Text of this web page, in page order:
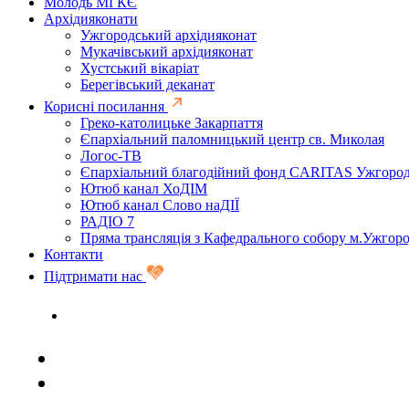
Архідияконати
Ужгородський архідияконат
Мукачівський архідияконат
Хустський вікаріат
Берегівський деканат
Корисні посилання
Греко-католицьке Закарпаття
Єпархіальний паломницький центр св. Миколая
Логос-ТВ
Єпархіальний благодійний фонд CARITAS
Ютюб канал ХоДІМ
Ютюб канал Слово наДІЇ
РАДІО 7
Пряма трансляція з Кафедрального собору
Контакти
Підтримати нас